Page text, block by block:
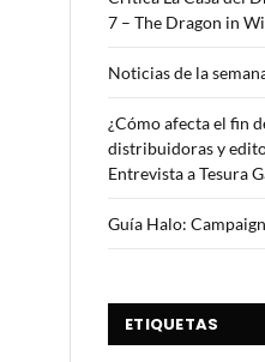
7 – The Dragon in
Noticias de la
¿Cómo afecta el fin
distribuidoras y
Entrevista a Tesura
Guía Halo:
ETIQUETAS